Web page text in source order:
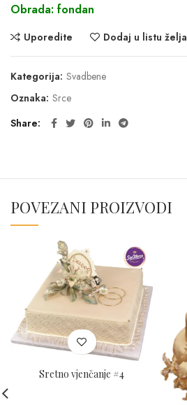
Obrada: fondan
Uporedite Dodaj u listu želja
Kategorija: Svadbene
Oznaka: Srce
Share
POVEZANI PROIZVODI
Sretno vjenčanje #4